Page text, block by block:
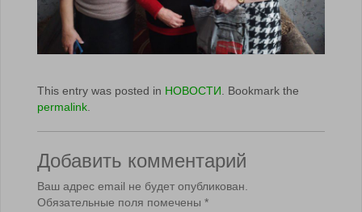
This entry was posted in НОВОСТИ . Bookmark the
permalink
Добавить комментарий
Ваш адрес email не будет опубликован.
Обязательные поля помечены *